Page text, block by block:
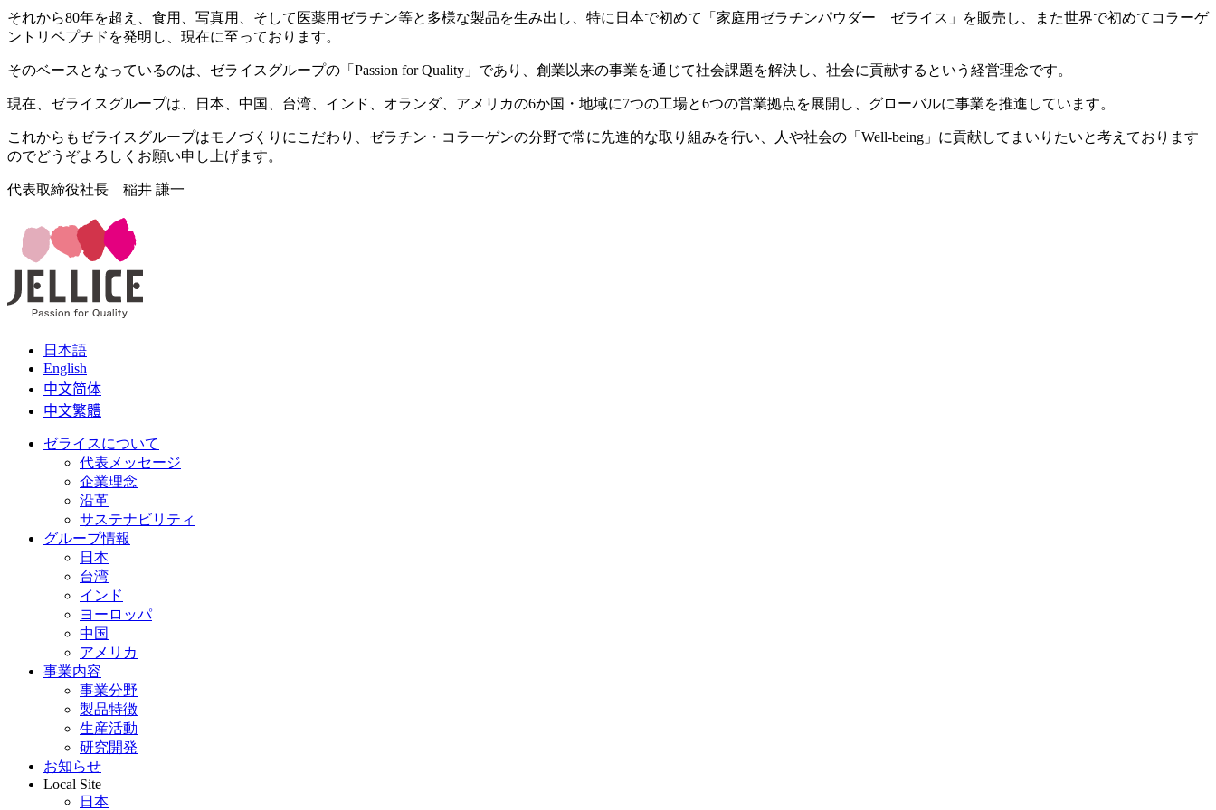
それから80年を超え、食用、写真用、そして医薬用ゼラチン等と多様な製品を生み出し、特に日本で初めて「家庭用ゼラチンパウダー ゼライス」を販売し、また世界で初めてコラーゲ
ントリペプチドを発明し、現在に至っております。
そのベースとなっているのは、ゼライスグループの「Passion for Quality」であり、創業以来の事業を通じて社会課題を解決し、社会に貢献するという経営理念です。
現在、ゼライスグループは、日本、中国、台湾、インド、オランダ、アメリカの6か国・地域に7つの工場と6つの営業拠点を展開し、グローバルに事業を推進しています。
これからもゼライスグループはモノづくりにこだわり、ゼラチン・コラーゲンの分野で常に先進的な取り組みを行い、人や社会の「Well-being」に貢献してまいりたいと考えております
のでどうぞよろしくお願い申し上げます。
代表取締役社長 稲井 謙一
日本語
English
中文简体
中文繁體
ゼライスについて
代表メッセージ
企業理念
沿革
サステナビリティ
グループ情報
日本
台湾
インド
ヨーロッパ
中国
アメリカ
事業内容
事業分野
製品特徴
生産活動
研究開発
お知らせ
Local Site
日本